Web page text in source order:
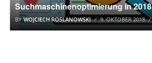
Suchmaschinenoptimierung in 2018
BYWOJCIECH ROSLANOWSKI 9. OKTOBER 2018